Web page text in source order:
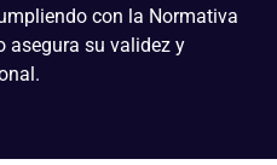
con la Normativa
asegura su validez y